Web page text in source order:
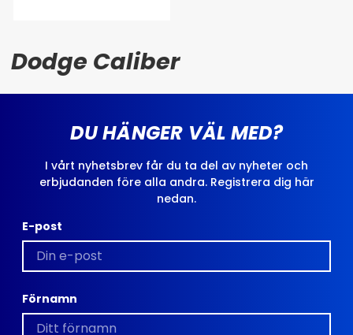
Dodge Caliber
DU HÄNGER VÄL MED?
I vårt nyhetsbrev får du ta del av nyheter och
erbjudanden före alla andra. Registrera dig här
nedan.
E-post
Förnamn